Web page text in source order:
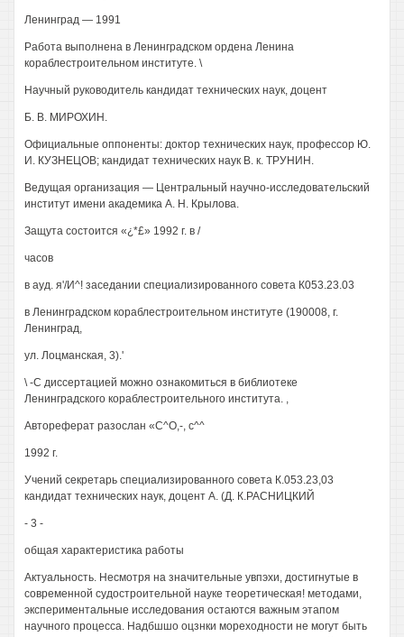
Ленинград — 1991
Работа выполнена в Ленинградском ордена Ленина
кораблестроительном институте. \
Научный руководитель кандидат технических наук, доцент
Б. В. МИРОХИН.
Официальные оппоненты: доктор технических наук, профессор Ю.
И. КУЗНЕЦОВ; кандидат технических наук В. к. ТРУНИН.
Ведущая организация — Центральный научно-исследовательский
институт имени академика А. Н. Крылова.
Защута состоится «¿*£» 1992 г. в /
часов
в ауд. я'/И^! заседании специализированного совета К053.23.03
в Ленинградском кораблестроительном институте (190008, г.
Ленинград,
ул. Лоцманская, 3).'
\ -С диссертацией можно ознакомиться в библиотеке
Ленинградского кораблестроительного института. ,
Автореферат разослан «С^О,-, с^^
1992 г.
Учений секретарь специализированного совета К.053.23,03
кандидат технических наук, доцент А. (Д. К.РАСНИЦКИЙ
- 3 -
общая характеристика работы
Актуальность. Несмотря на значительные увпэхи, достигнутые в
современной судостроительной науке теоретическая! методами,
экспериментальные исследования остаются важным этапом
научного процесса. Надбшшо оцзнки мореходности не могут быть